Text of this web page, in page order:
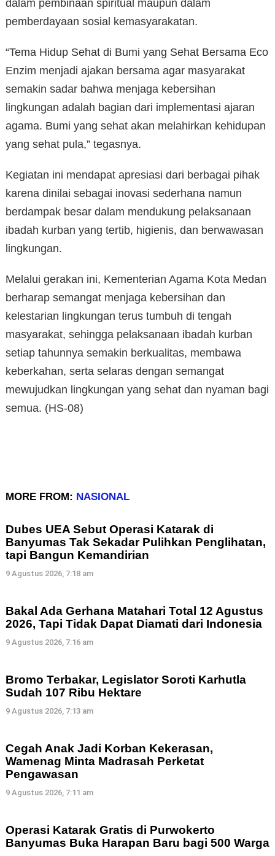
dalam pembinaan spiritual maupun dalam
pemberdayaan sosial kemasyarakatan.
“Tema Hidup Sehat di Bumi yang Sehat Bersama Eco
Enzim menjadi ajakan bersama agar masyarakat
semakin sadar bahwa menjaga kebersihan
lingkungan adalah bagian dari implementasi ajaran
agama. Bumi yang sehat akan melahirkan kehidupan
yang sehat pula,” tegasnya.
Kegiatan ini mendapat apresiasi dari berbagai pihak
karena dinilai sebagai inovasi sederhana namun
berdampak besar dalam mendukung pelaksanaan
ibadah kurban yang tertib, higienis, dan berwawasan
lingkungan.
Melalui gerakan ini, Kementerian Agama Kota Medan
berharap semangat menjaga kebersihan dan
kelestarian lingkungan terus tumbuh di tengah
masyarakat, sehingga pelaksanaan ibadah kurban
setiap tahunnya semakin berkualitas, membawa
keberkahan, serta selaras dengan semangat
mewujudkan lingkungan yang sehat dan nyaman bagi
semua. (HS-08)
MORE FROM: NASIONAL
Dubes UEA Sebut Operasi Katarak di
Banyumas Tak Sekadar Pulihkan Penglihatan,
tapi Bangun Kemandirian
9 Agustus 2026, 7:18 am
Bakal Ada Gerhana Matahari Total 12 Agustus
2026, Tapi Tidak Dapat Diamati dari Indonesia
9 Agustus 2026, 7:16 am
Bromo Terbakar, Legislator Soroti Karhutla
Sudah 107 Ribu Hektare
9 Agustus 2026, 7:13 am
Cegah Anak Jadi Korban Kekerasan,
Wamenag Minta Madrasah Perketat
Pengawasan
9 Agustus 2026, 7:11 am
Operasi Katarak Gratis di Purwokerto
Banyumas Buka Harapan Baru bagi 500 Warga